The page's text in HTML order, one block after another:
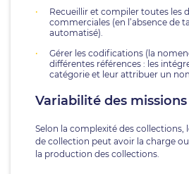
Recueillir et compiler toutes les
commerciales (en l’absence de
automatisé).
Gérer les codifications (la
différentes références : les
catégorie et leur attribuer un
Variabilité des missions
Selon la complexité des collections,
de collection peut avoir la charge
la production des collections.